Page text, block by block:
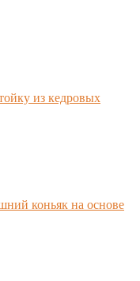
из кедровых
коньяк на основе